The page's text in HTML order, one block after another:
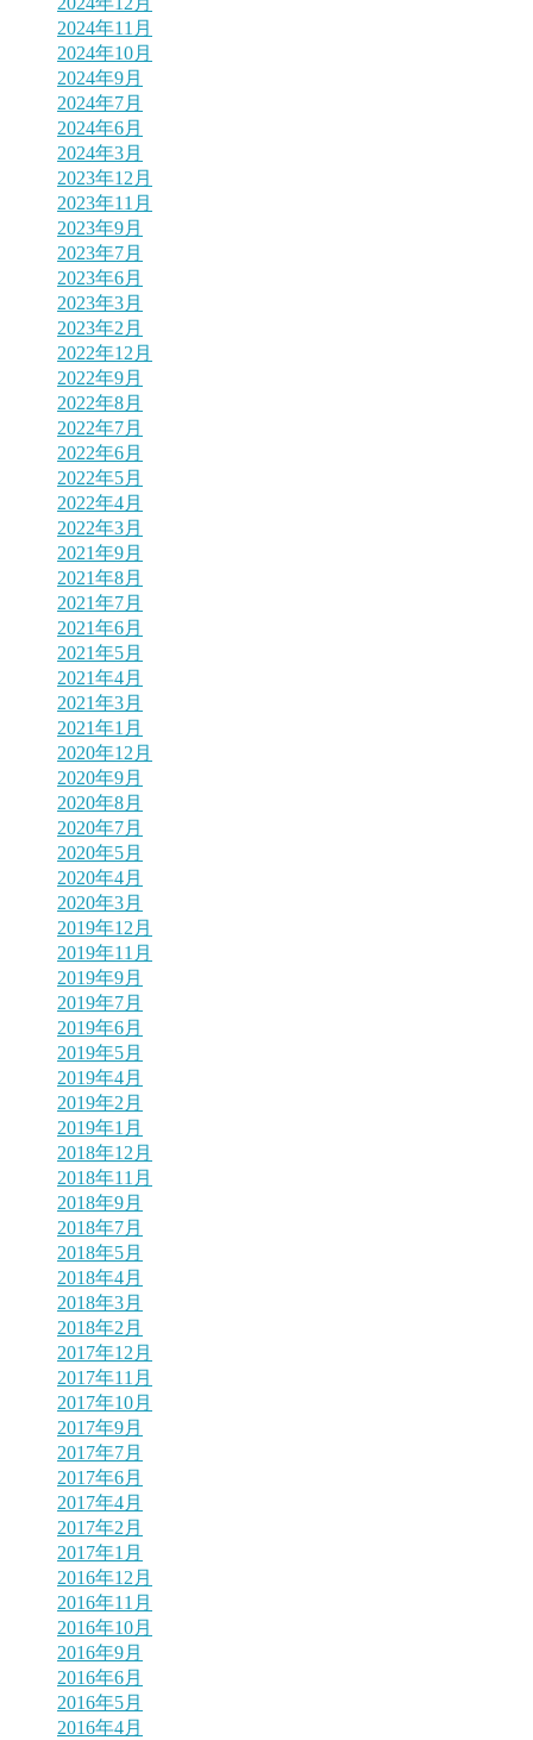
2024年11月
2024年10月
2024年9月
2024年7月
2024年6月
2024年3月
2023年12月
2023年11月
2023年9月
2023年7月
2023年6月
2023年3月
2023年2月
2022年12月
2022年9月
2022年8月
2022年7月
2022年6月
2022年5月
2022年4月
2022年3月
2021年9月
2021年8月
2021年7月
2021年6月
2021年5月
2021年4月
2021年3月
2021年1月
2020年12月
2020年9月
2020年8月
2020年7月
2020年5月
2020年4月
2020年3月
2019年12月
2019年11月
2019年9月
2019年7月
2019年6月
2019年5月
2019年4月
2019年2月
2019年1月
2018年12月
2018年11月
2018年9月
2018年7月
2018年5月
2018年4月
2018年3月
2018年2月
2017年12月
2017年11月
2017年10月
2017年9月
2017年7月
2017年6月
2017年4月
2017年2月
2017年1月
2016年12月
2016年11月
2016年10月
2016年9月
2016年6月
2016年5月
2016年4月